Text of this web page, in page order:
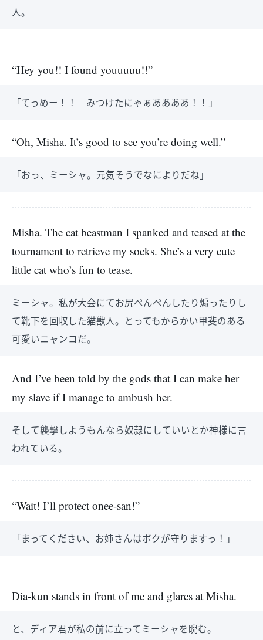
人。
“Hey you!! I found youuuuu!!”
「てっめー！！ みつけたにゃぁああああ！！」
“Oh, Misha. It’s good to see you’re doing well.”
「おっ、ミーシャ。元気そうでなによりだね」
Misha. The cat beastman I spanked and teased at the
tournament to retrieve my socks. She’s a very cute
little cat who’s fun to tease.
ミーシャ。私が大会にてお尻ぺんぺんしたり煽ったりし
て靴下を回収した猫獣人。とってもからかい甲斐のある
可愛いニャンコだ。
And I’ve been told by the gods that I can make her
my slave if I manage to ambush her.
そして襲撃しようもんなら奴隷にしていいとか神様に言
われている。
“Wait! I’ll protect onee-san!”
「まってください、お姉さんはボクが守りますっ！」
Dia-kun stands in front of me and glares at Misha.
と、ディア君が私の前に立ってミーシャを睨む。